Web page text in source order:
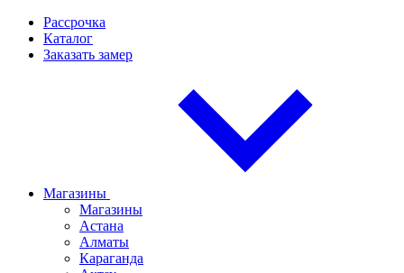
Рассрочка
Каталог
Заказать замер
Магазины
Магазины
Астана
Алматы
Караганда